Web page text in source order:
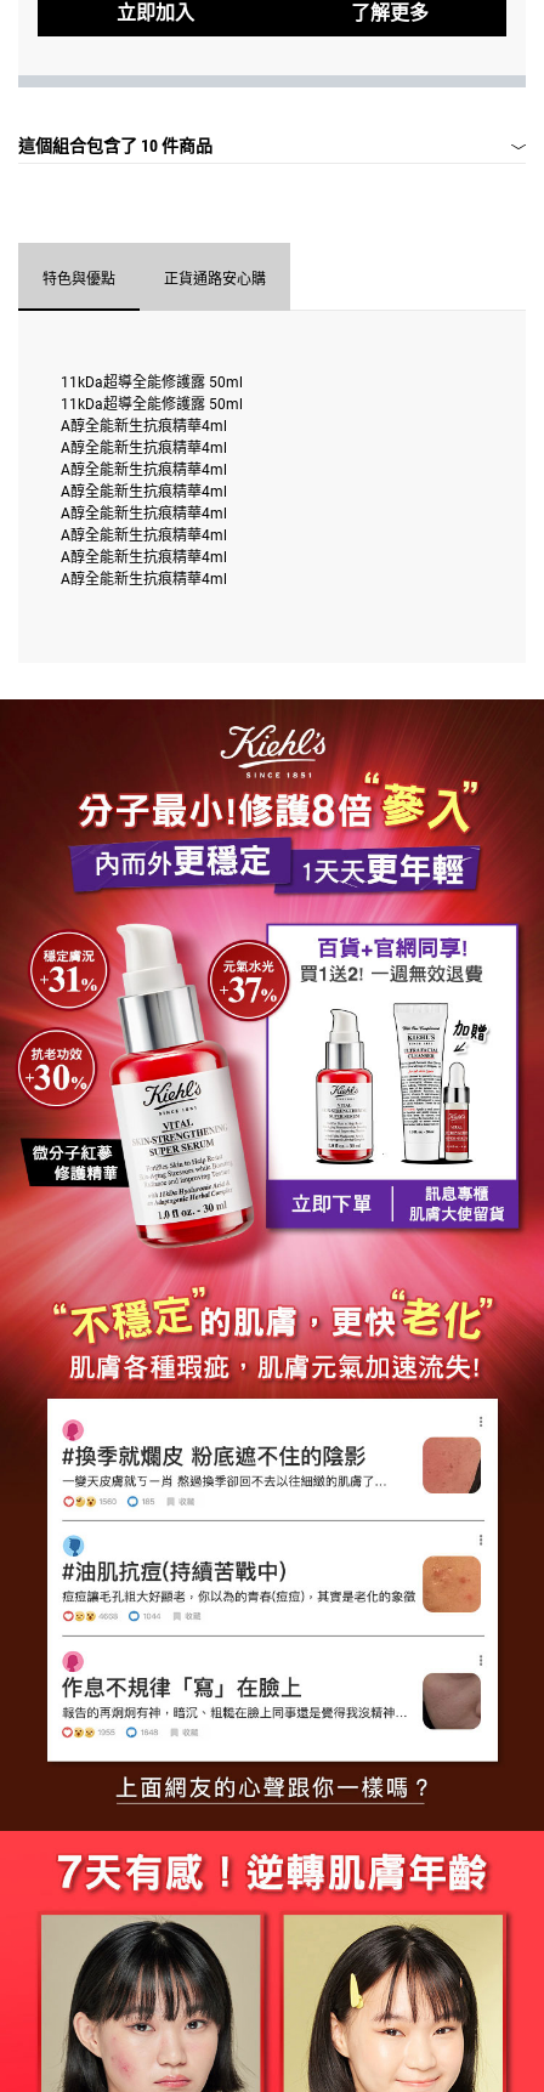
立即加入 了解更多
這個組合包含了 10 件商品
特色與優點 正貨通路安心購
11kDa超導全能修護露 50ml
11kDa超導全能修護露 50ml
A醇全能新生抗痕精華4ml
A醇全能新生抗痕精華4ml
A醇全能新生抗痕精華4ml
A醇全能新生抗痕精華4ml
A醇全能新生抗痕精華4ml
A醇全能新生抗痕精華4ml
A醇全能新生抗痕精華4ml
A醇全能新生抗痕精華4ml